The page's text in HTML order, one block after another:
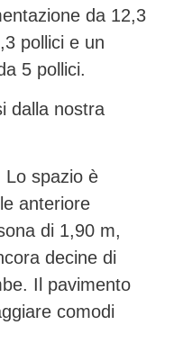
da 12,3
pollici e un
5 pollici.
dalla nostra
Lo spazio è
anteriore
di 1,90 m,
decine di
Il pavimento
comodi